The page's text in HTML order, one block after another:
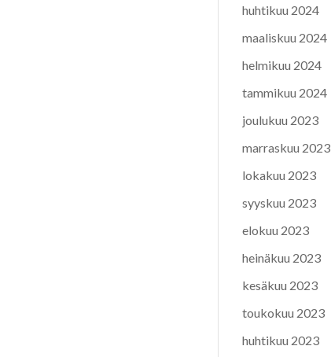
huhtikuu 2024
maaliskuu 2024
helmikuu 2024
tammikuu 2024
joulukuu 2023
marraskuu 2023
lokakuu 2023
syyskuu 2023
elokuu 2023
heinäkuu 2023
kesäkuu 2023
toukokuu 2023
huhtikuu 2023